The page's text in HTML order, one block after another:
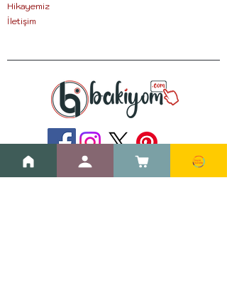
Hikayemiz
İletişim
Whatsapp :0 505 865 4219